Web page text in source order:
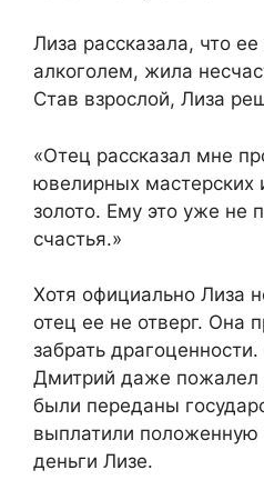
Лиза рассказала, что
алкоголем, жила
Став взрослой, Лиза
«Отец рассказал мне
ювелирных мастерских
золото. Ему это уже не
счастья.»
Хотя официально Лиза
отец ее не отверг. Она
забрать
Дмитрий даже пожалел
были переданы
выплатили положенную
деньги Лизе.